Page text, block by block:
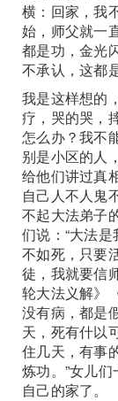
横：回家，我
始，师父就一
都是功，金光
不承认，这都
我是这样想的
疗，哭的哭，
怎么办？我不
别是小区的人
给他们讲过真
自己人不人鬼
不起大法弟子
们说：“大法
不如死，只要
徒，我就要信
轮大法义解》
没有病，都是
天，死有什以
住几天，有事
炼功。”女儿
自己的家了。